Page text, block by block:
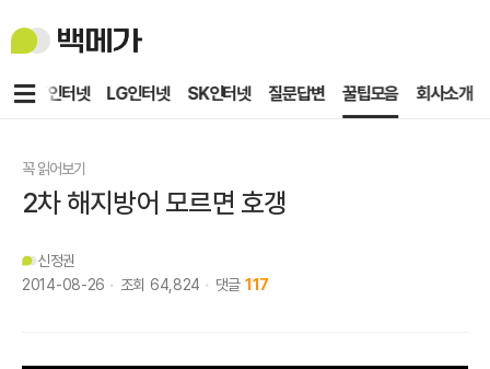
백
메
KT인터넷 LG인터넷 SK인터넷 질문답변 꿀팁모음 회사소개
메
꼭 읽어보기
2차 해지방어 모르면 호갱
신정권
2014-08-26
조회 64,824 댓글 117